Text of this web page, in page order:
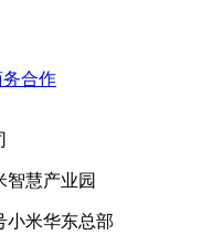
务合作
智慧产业园
小米华东总部